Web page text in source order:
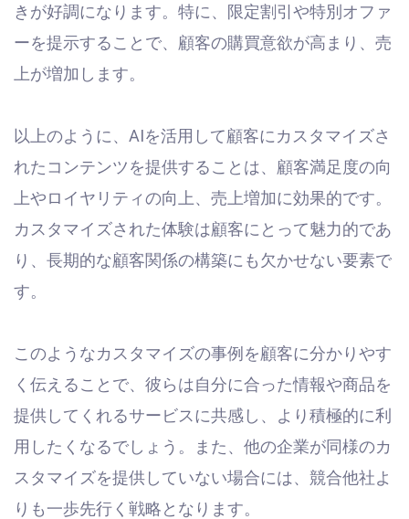
きが好調になります。特に、限定割引や特別オファ
ーを提示することで、顧客の購買意欲が高まり、売
上が増加します。
以上のように、AIを活用して顧客にカスタマイズさ
れたコンテンツを提供することは、顧客満足度の向
上やロイヤリティの向上、売上増加に効果的です。
カスタマイズされた体験は顧客にとって魅力的であ
り、長期的な顧客関係の構築にも欠かせない要素で
す。
このようなカスタマイズの事例を顧客に分かりやす
く伝えることで、彼らは自分に合った情報や商品を
提供してくれるサービスに共感し、より積極的に利
用したくなるでしょう。また、他の企業が同様のカ
スタマイズを提供していない場合には、競合他社よ
りも一歩先行く戦略となります。